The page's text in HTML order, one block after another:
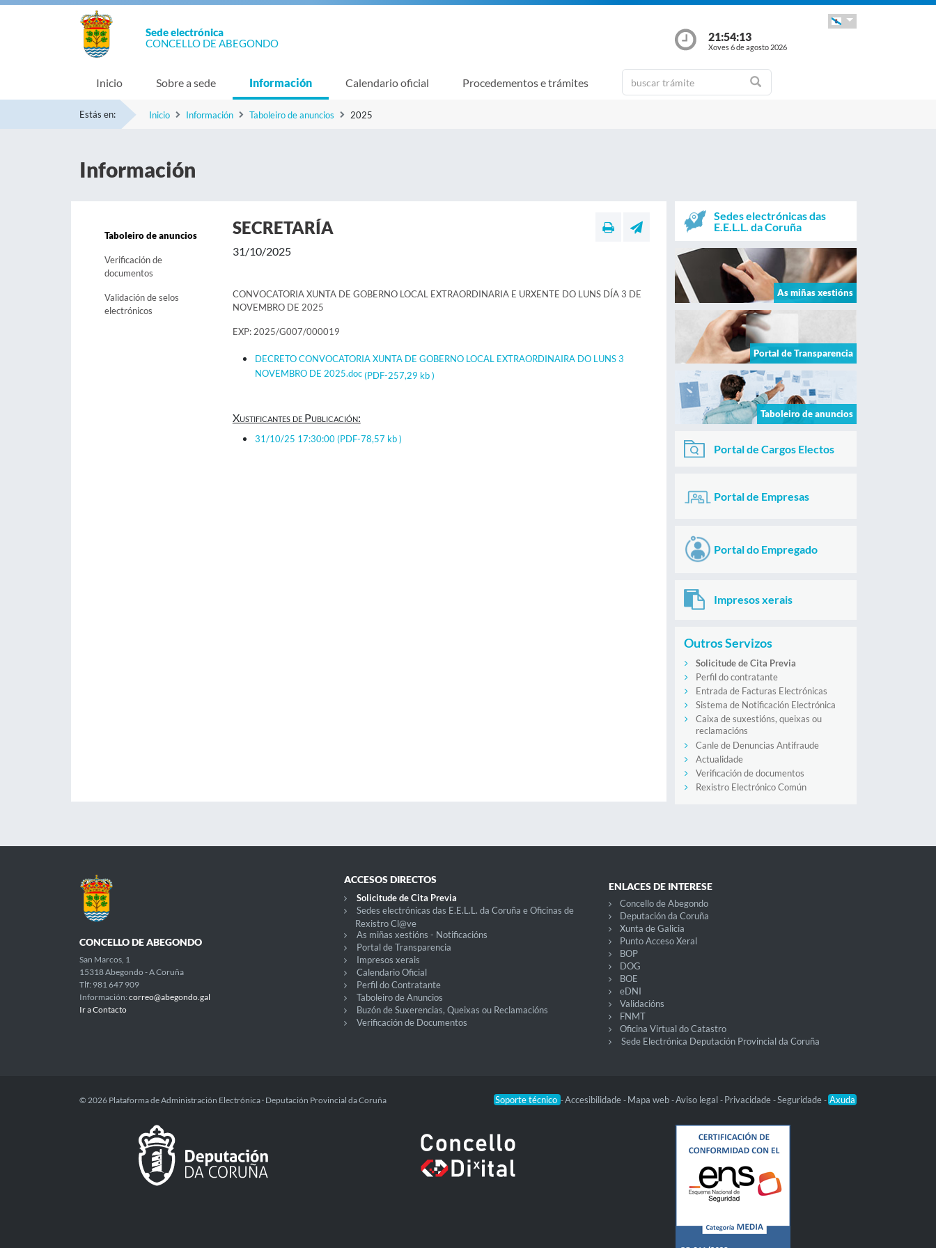
Sede electrónica
CONCELLO DE ABEGONDO
21:54:14
Xoves 6 de agosto 2026
Inicio Sobre a sede Información Calendario oficial Procedementos e trámites
Estás en: Inicio Información Taboleiro de anuncios 2025
Información
Taboleiro de anuncios
Verificación de
documentos
Validación de selos
electrónicos
SECRETARÍA
31/10/2025
CONVOCATORIA XUNTA DE GOBERNO LOCAL EXTRAORDINARIA E URXENTE DO LUNS DÍA 3 DE
NOVEMBRO DE 2025
EXP: 2025/G007/000019
DECRETO CONVOCATORIA XUNTA DE GOBERNO LOCAL EXTRAORDINAIRA DO LUNS 3
NOVEMBRO DE 2025.doc(PDF-257,29 kb )
Xustificantes de Publicación:
31/10/25 17:30:00(PDF-78,57 kb )
Sedes electrónicas das
E.E.L.L. da Coruña
As miñas xestións
Portal de Transparencia
Taboleiro de anuncios
Portal de Cargos Electos
Portal de Empresas
Portal do Empregado
Impresos xerais
Outros Servizos
Solicitude de Cita Previa
Perfil do contratante
Entrada de Facturas Electrónicas
Sistema de Notificación Electrónica
Caixa de suxestións, queixas ou
reclamacións
Canle de Denuncias Antifraude
Actualidade
Verificación de documentos
Rexistro Electrónico Común
CONCELLO DE ABEGONDO
San Marcos, 1
15318 Abegondo - A Coruña
Tlf: 981 647 909
Información: correo@abegondo.gal
Ir a Contacto
ACCESOS DIRECTOS
Solicitude de Cita Previa
Sedes electrónicas das E.E.L.L. da Coruña e Oficinas de
Rexistro Cl@ve
As miñas xestións - Notificacións
Portal de Transparencia
Impresos xerais
Calendario Oficial
Perfil do Contratante
Taboleiro de Anuncios
Buzón de Suxerencias, Queixas ou Reclamacións
Verificación de Documentos
ENLACES DE INTERESE
Concello de Abegondo
Deputación da Coruña
Xunta de Galicia
Punto Acceso Xeral
BOP
DOG
BOE
eDNI
Validacións
FNMT
Oficina Virtual do Catastro
Sede Electrónica Deputación Provincial da Coruña
Soporte técnico -Accesibilidade - Mapa web -Aviso legal - Privacidade -Seguridade - Axuda
© 2026 Plataforma de Administración Electrónica · Deputación Provincial da Coruña